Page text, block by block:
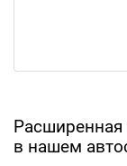
Расширенная
в нашем